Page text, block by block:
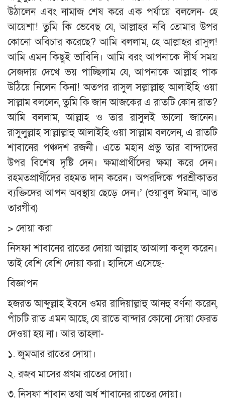
উঠালেন এবং নামাজ শেষ করে এক পর্যায়ে বললেন- হে
আয়েশা! তুমি কি ভেবেছ যে, আল্লাহর নবি তোমার উপর
কোনো অবিচার করেছে? আমি বললাম, হে আল্লাহর রাসুল!
আমি এমন কিছুই ভাবিনি। আমি বরং আপনাকে দীর্ঘ সময়
সেজদায় দেখে ভয় পাচ্ছিলাম যে, আপনাকে আল্লাহ পাক
উঠিয়ে নিলেন কিনা! অতপর রাসুল সল্লাল্লাহু আলাইহি ওয়া
সাল্লাম বললেন, তুমি কি জান আজকের এ রাতটি কোন রাত?
আমি বললাম, আল্লাহ ও তার রাসুলই ভালো জানেন।
রাসুলুল্লাহ সাল্লাল্লাহু আলাইহি ওয়া সাল্লাম বললেন, এ রাতটি
শাবানের পঞ্চদশ রজনী। এতে মহান প্রভু তার বান্দাদের
উপর বিশেষ দৃষ্টি দেন। ক্ষমাপ্রার্থীদের ক্ষমা করে দেন।
রহমতপ্রার্থীদের রহমত দান করেন। অপরদিকে পরশ্রীকাতর
ব্যক্তিদের আপন অবস্থায় ছেড়ে দেন।’ (শুয়াবুল ঈমান, আত
তারগীব)
> দোয়া করা
নিসফা শাবানের রাতের দোয়া আল্লাহ তাআলা কবুল করেন।
তাই বেশি বেশি দোয়া করা। হাদিসে এসেছে-
বিজ্ঞাপন
হজরত আব্দুল্লাহ ইবনে ওমর রাদিয়াল্লাহু আনহু বর্ণনা করেন,
পাঁচটি রাত এমন আছে, যে রাতে বান্দার কোনো দোয়া ফেরত
দেওয়া হয় না। আর তাহলা-
১. জুমআর রাতের দোয়া।
২. রজব মাসের প্রথম রাতের দোয়া।
৩. নিসফা শাবান তথা অর্ধ শাবানের রাতের দোয়া।